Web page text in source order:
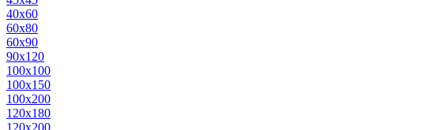
40x60
60x80
60x90
90x120
100x100
100x150
100x200
120x180
120x200